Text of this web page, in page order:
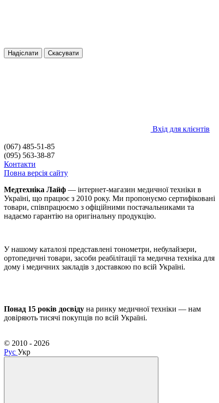
Надіслати Скасувати
Вхід для клієнтів
(067) 485-51-85
(095) 563-38-87
Контакти
Повна версія сайту
Медтехніка Лайф — інтернет-магазин медичної техніки в
Україні, що працює з 2010 року. Ми пропонуємо сертифіковані
товари, співпрацюємо з офіційними постачальниками та
надаємо гарантію на оригінальну продукцію.
У нашому каталозі представлені тонометри, небулайзери,
ортопедичні товари, засоби реабілітації та медична техніка для
дому і медичних закладів з доставкою по всій Україні.
Понад 15 років досвіду на ринку медичної техніки — нам
довіряють тисячі покупців по всій Україні.
© 2010 - 2026
Рус Укр